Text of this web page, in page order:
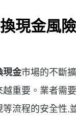
現金風
現金市場的不斷
越重要。業者需
流程的安全性,